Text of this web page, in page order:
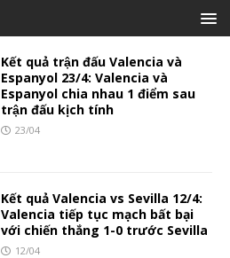
Kết quả trận đấu Valencia và
Espanyol 23/4: Valencia và
Espanyol chia nhau 1 điểm sau
trận đấu kịch tính
23/04
Kết quả Valencia vs Sevilla 12/4:
Valencia tiếp tục mạch bất bại
với chiến thắng 1-0 trước Sevilla
12/04